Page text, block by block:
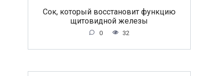
Сок, который восстановит функцию
щитовидной железы
0 32